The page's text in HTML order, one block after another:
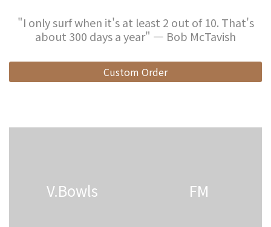
"I only surf when it's at least 2 out of 10. That's
about 300 days a year" — Bob McTavish
Custom Order
V.Bowls FM